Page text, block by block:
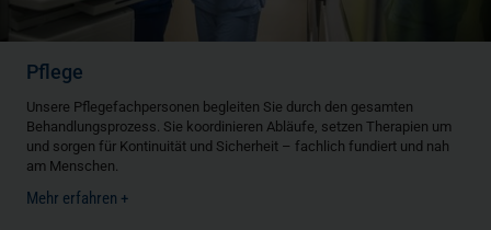
Pflege
Unsere Pflegefachpersonen begleiten Sie durch den gesamten
Behandlungsprozess. Sie koordinieren Abläufe, setzen Therapien um
und sorgen für Kontinuität und Sicherheit – fachlich fundiert und nah
am Menschen.
Mehr erfahren +